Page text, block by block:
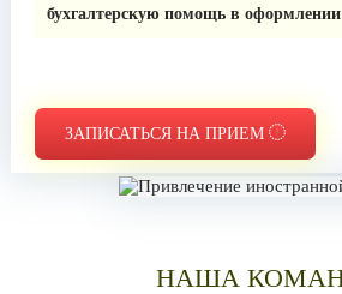
бухгалтерскую помощь в
ЗАПИСАТЬСЯ НА ПРИЕМ
НАША